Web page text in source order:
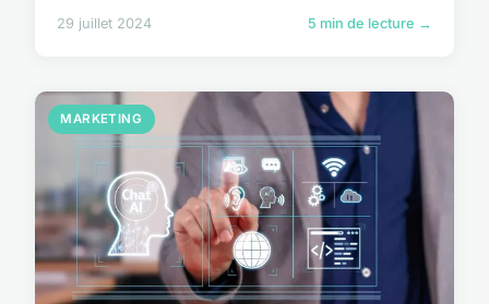
29 juillet 2024 5 min de lecture →
MARKETING